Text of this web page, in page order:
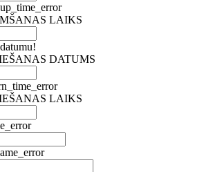
LAIKS
DATUMS
LAIKS